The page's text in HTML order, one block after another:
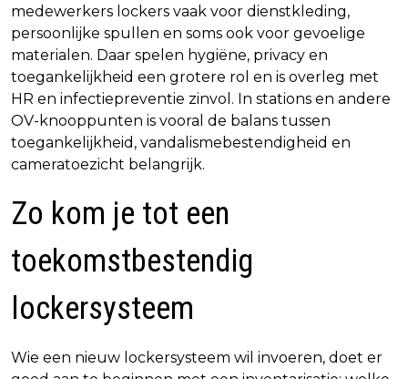
medewerkers lockers vaak voor dienstkleding,
persoonlijke spullen en soms ook voor gevoelige
materialen. Daar spelen hygiëne, privacy en
toegankelijkheid een grotere rol en is overleg met
HR en infectiepreventie zinvol. In stations en andere
OV-knooppunten is vooral de balans tussen
toegankelijkheid, vandalismebestendigheid en
cameratoezicht belangrijk.
Zo kom je tot een
toekomstbestendig
lockersysteem
Wie een nieuw lockersysteem wil invoeren, doet er